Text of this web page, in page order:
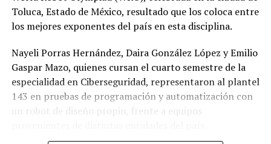
Nueva reforma morenista antidemocrática, acusan
Impunidad en crimen de joven
Toluca, Estado de México, resultado que los coloca entre
los mejores exponentes del país en esta disciplina.
Nayeli Porras Hernández, Daira González López y Emilio
Gaspar Mazo, quienes cursan el cuarto semestre de la
especialidad en Ciberseguridad, representaron al plantel
143 en pruebas de programación y automatización con
un robot de diseño propio, frente a equipos